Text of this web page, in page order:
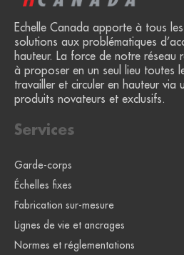
Echelle Canada apporte à tous
solutions aux problématiques
hauteur. La force de notre réseau
à proposer en un seul lieu toutes
travailler et circuler en hauteur via
produits novateurs et exclusifs.
Services
Garde-corps
Échelles fixes
Fabrication sur-mesure
Lignes de vie et ancrages
Normes et réglementations